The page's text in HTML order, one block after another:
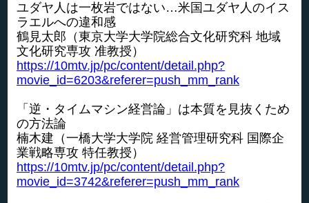
ユダヤ人は一枚岩ではない…米国ユダヤ人のイス
ラエルへの違和感
鶴見太郎（東京大学大学院総合文化研究科 地域
文化研究専攻 准教授）
https://10mtv.jp/pc/content/detail.php?
movie_id=6203&referer=push_mm_rank
「逆・タイムマシン経営論」は本質を見抜くため
の方法論
楠木建（一橋大学大学院 経営管理研究科 国際企
業戦略専攻 特任教授）
https://10mtv.jp/pc/content/detail.php?
movie_id=3742&referer=push_mm_rank